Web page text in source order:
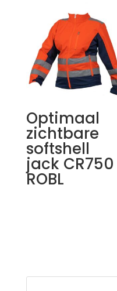
Optimaal
zichtbare
softshell
jack CR750
ROBL